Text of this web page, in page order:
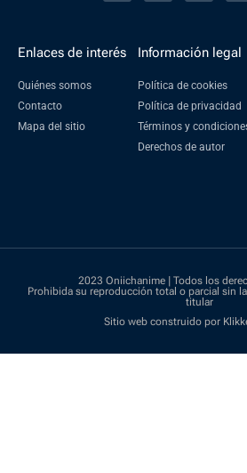
Enlaces de interés
Quiénes somos
Contacto
Mapa del sitio
Información legal
Política de cookies
Política de privacidad
Términos y
Derechos de autor
2023 Oniichanime | Todos los
Prohibida su reproducción total o parcial sin
titular
Sitio web construido por